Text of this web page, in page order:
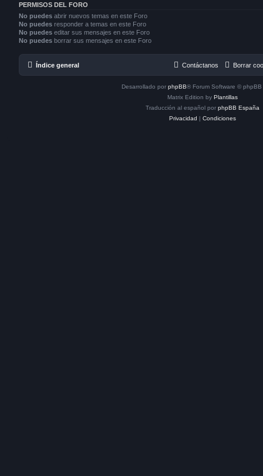
PERMISOS DEL FORO
No puedes abrir nuevos temas en este Foro
No puedes responder a temas en este Foro
No puedes editar sus mensajes en este Foro
No puedes borrar sus mensajes en este Foro
Índice general Borrar
Contáctanos
Desarrollado por phpBB® Forum Software © phpBB
Matrix Edition by Plantillas
Traducción al español por phpBB España
Privacidad | Condiciones